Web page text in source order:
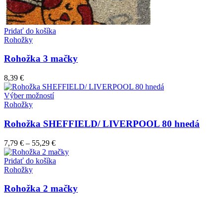
Pridať do košíka
Rohožky
Rohožka 3 mačky
8,39 €
Výber možnostíTento
viacero
variantov.
Možnosti
si
môžete
vybrať
stránke
produktu.
Rohožky
Rohožka SHEFFIELD/ LIVERPOOL 80 hnedá
7,79 € – 55,29 €
Pridať do košíka
Rohožky
Rohožka 2 mačky